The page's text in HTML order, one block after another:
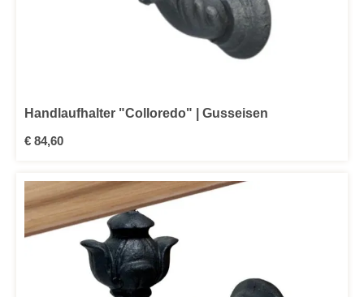
Handlaufhalter "Colloredo" | Gusseisen
Regulärer Preis:
€ 84,60